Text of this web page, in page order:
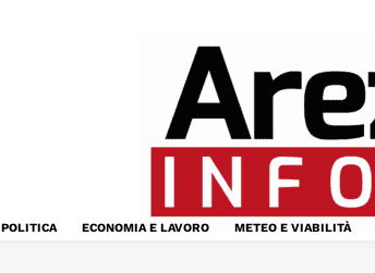
POLITICA ECONOMIA E LAVORO METEO E VIABILITÀ